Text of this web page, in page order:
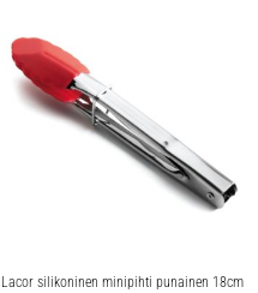
Lacor silikoninen minipihti punainen 18cm